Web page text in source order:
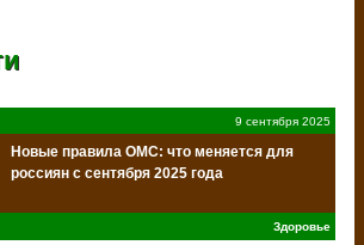
9 сентября 2025
Новые правила ОМС: что меняется для
россиян с сентября 2025 года
Здоровье